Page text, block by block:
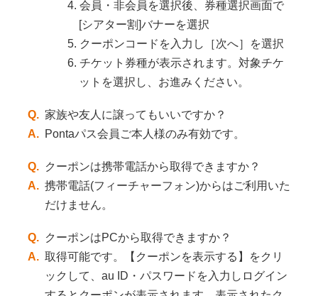
4. 会員・非会員を選択後、券種選択画面で
[シアター割]バナーを選択
5. クーポンコードを入力し［次へ］を選択
6. チケット券種が表示されます。対象チケ
ットを選択し、お進みください。
Q. 家族や友人に譲ってもいいですか？
A. Pontaパス会員ご本人様のみ有効です。
Q. クーポンは携帯電話から取得できますか？
A. 携帯電話(フィーチャーフォン)からはご利用いた
だけません。
Q. クーポンはPCから取得できますか？
A. 取得可能です。【クーポンを表示する】をクリ
ックして、au ID・パスワードを入力しログイン